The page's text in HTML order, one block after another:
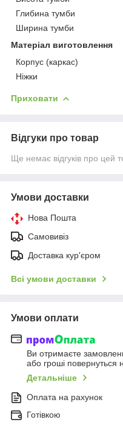
Глибина тумби
Ширина тумби
Матеріал виготовлення
Корпус (каркас)
Ніжки
Приховати
Відгуки про товар
Ще немає відгуків про цей
Умови доставки
Нова Пошта
Самовивіз
Доставка кур'єром
Всі умови доставки
Умови оплати
Ви отримаєте
або гроші повернуться
Детальніше
Оплата на рахунок
Готівкою